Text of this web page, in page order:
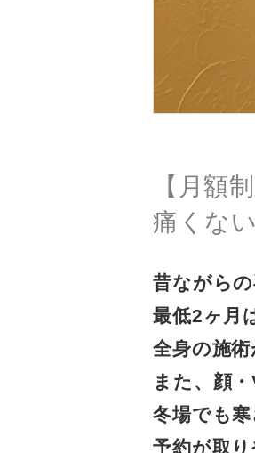
【月額
痛くな
昔ながら
最低2ヶ月
全身の施
また、顔
冬場でも
予約が取